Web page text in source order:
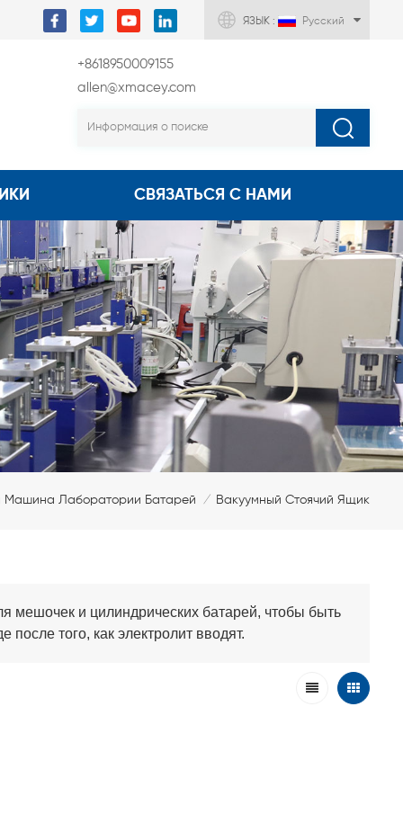
ЯЗЫК : Русский
+8618950009155
allen@xmacey.com
СВЯЗАТЬСЯ С НАМИ
Машина Лаборатории Батарей / Вакуумный Стоячий Ящик
мешочек и цилиндрических батарей, чтобы быть
того, как электролит вводят.